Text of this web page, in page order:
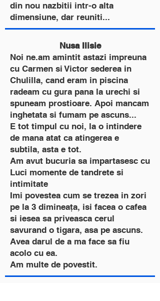
din nou nazbitii intr-o alta
dimensiune, dar reuniti...
Nusa Ilisie
Noi ne.am amintit astazi impreuna
cu Carmen si Victor sederea in
Chulilla, cand eram in piscina
radeam cu gura pana la urechi si
spuneam prostioare. Apoi mancam
inghetata si fumam pe ascuns...
E tot timpul cu noi, la o intindere
de mana atat ca atingerea e
subtila, asta e tot.
Am avut bucuria sa impartasesc cu
Luci momente de tandrete si
intimitate
Imi povestea cum se trezea in zori
pe la 3 dimineața, isi facea o cafea
si iesea sa priveasca cerul
savurand o tigara, asa pe ascuns.
Avea darul de a ma face sa fiu
acolo cu ea.
Am multe de povestit.